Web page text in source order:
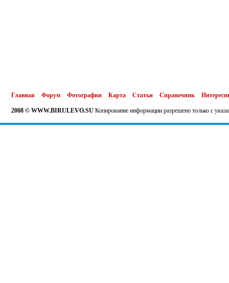
Главная Форум Фотографии Карта Статьи Справочник
2008 © WWW.BIRULEVO.SU Копирование информации разрешено только с